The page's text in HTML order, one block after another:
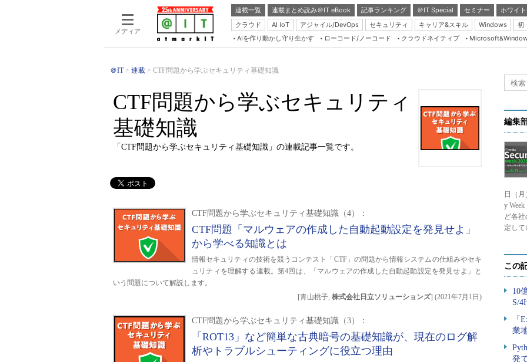
メディア
連載一覧 連載まとめ読み＠IT eBook 記事ランキング ＠IT Special セミナー
ホワイ
クラウド
AI IoT アジャイル/DevOps セキュリティ キャリア&スキル Windows
初
Server & Storage
Java Agile
Master of IP Network
Security & Trust
Insider.NET
AIを作り動かし守り生かす ローコード/ノーコード クラウドネイティブ
＠IT 連載 CTF問題から学ぶセキュリティ基礎知識
CTF問題から学ぶセキュリティ
基礎知識
「CTF問題から学ぶセキュリティ基礎知識」の連載記事一覧です。
CTF問題から学ぶセキュリティ基礎知識（4）：
CTF問題「マルウェアの作成した自動起動設定を発見せよ」
から学べる知識とは
情報セキュリティの技術を競うコンテスト「CTF」の問題から情報システムの仕組みやセキ
ュリティを理解する連載。第4回は、「マルウェアの作成した自動起動設定を発見せよ」と
いう問題について解説します。
[青山桃子, 株式会社日立ソリューションズ] (2021年7月1日 )
CTF問題から学ぶセキュリティ基礎知識（3）：
「ROT13」など簡単な古典暗号の基礎知識が、現在のログ解
析やトラブルシューティングに役立つ理由
編集
日（
y
ど各
定し